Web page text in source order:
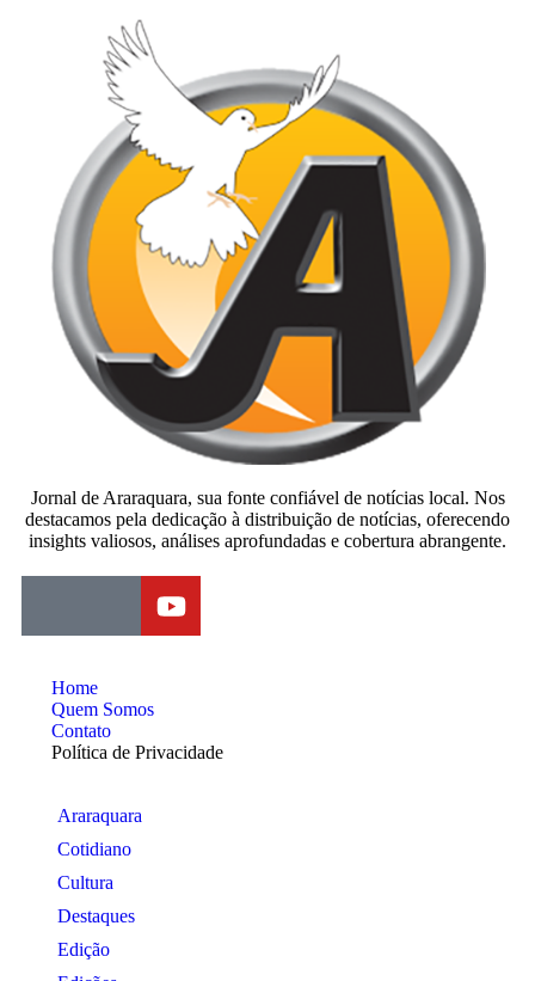
Jornal de Araraquara, sua fonte confiável de notícias local. Nos
destacamos pela dedicação à distribuição de notícias, oferecendo
insights valiosos, análises aprofundadas e cobertura abrangente.
Home
Quem Somos
Contato
Política de Privacidade
Araraquara
Cotidiano
Cultura
Destaques
Edição